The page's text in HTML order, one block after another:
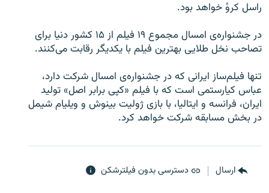
به ما بپیوندید
زبان‌های دیگر
راسل کروُ خواهد بود.
در جشنواره‌ی امسال مجموع ۱۹ فيلم از ۱۵ کشور دنيا برای
تصاحب نخل طلايی بهترين فيلم با يکديگر رقابت می‌کنند.
تنها فيلم‌ساز ايرانی که در جشنواره‌ی امسال شرکت دارد،
عباس کيارستمی است که با فيلم «کپی برابر اصل» توليد
ايران، فرانسه و ايتاليا، با بازی ژوليت بينوش و ويليام شيمل
در بخش مسابقه شرکت خواهد کرد.
ارسال دسترسی بدون فیلترشکن